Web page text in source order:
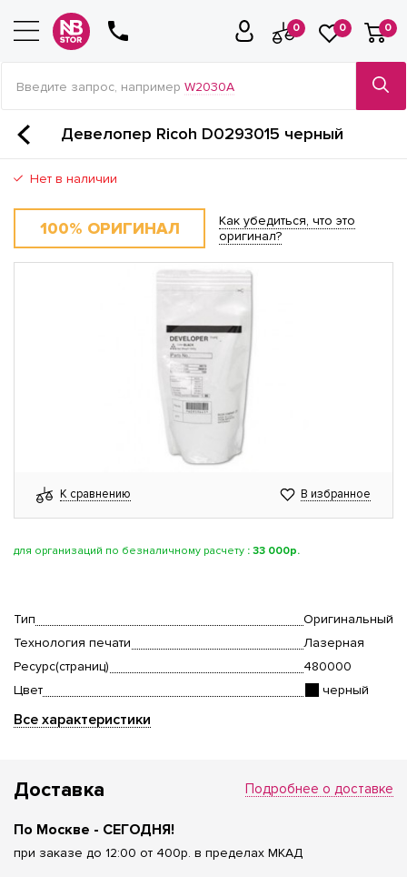
0 0 0
Введите запрос, например W2030A
Девелопер Ricoh D0293015 черный
Нет в наличии
100% ОРИГИНАЛ
Как убедиться, что это
оригинал?
К сравнению В избранное
для организаций по безналичному расчету : 33 000р.
Тип
Оригинальный
Технология печати
Лазерная
Ресурс(страниц)
480000
Цвет
черный
Все характеристики
Доставка
По Москве - СЕГОДНЯ!
при заказе до 12:00 от 400р. в пределах МКАД
Подробнее о доставке